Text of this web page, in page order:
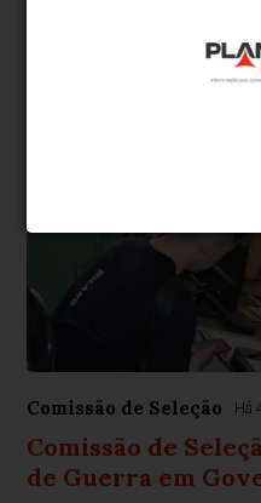
Comissão de Seleção Há
Comissão de
de Guerra em